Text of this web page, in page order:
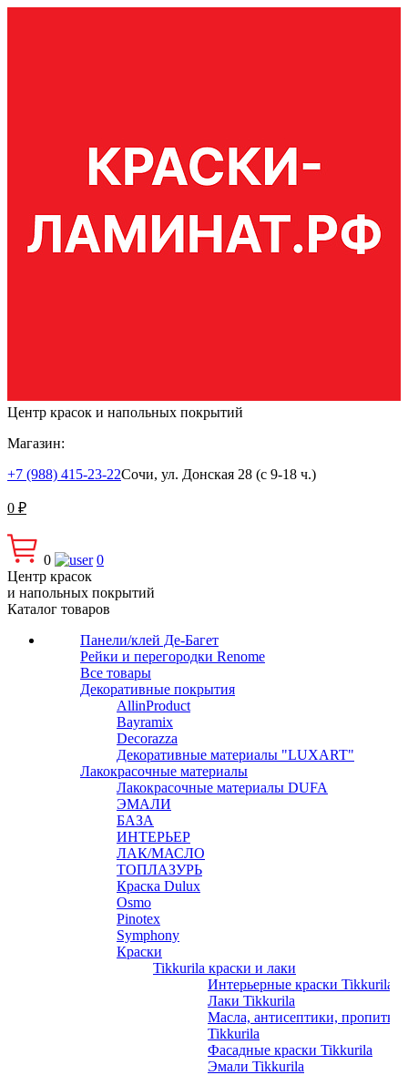
Центр красок и напольных покрытий
Магазин:
+7 (988) 415-23-22Сочи, ул. Донская 28 (с 9-18 ч.)
0 ₽
0
0
Центр красок
и напольных покрытий
Каталог товаров
Панели/клей Де-Багет
Рейки и перегородки Renome
Все товары
Декоративные покрытия
AllinProduct
Bayramix
Decorazza
Декоративные материалы "LUXART"
Лакокрасочные материалы
Лакокрасочные материалы DUFA
ЭМАЛИ
БАЗА
ИНТЕРЬЕР
ЛАК/МАСЛО
ТОПЛАЗУРЬ
Краска Dulux
Osmo
Pinotex
Symphony
Краски
Tikkurila краски и лаки
Интерьерные краски Tikkurila
Лаки Tikkurila
Масла, антисептики, пропитки
Tikkurila
Фасадные краски Tikkurila
Эмали Tikkurila